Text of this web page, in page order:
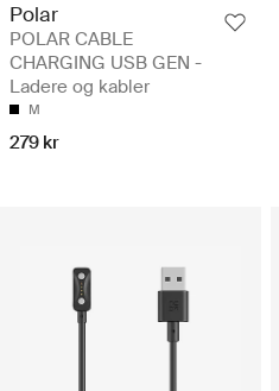
Polar
POLAR CABLE
CHARGING USB GEN -
Ladere og kabler
M
279 kr